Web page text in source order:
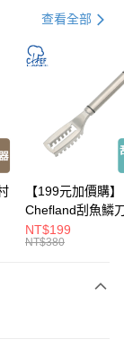
轉到大哥付的交易
查看全部
【199元加價購】
Chefland刮魚鱗
魚鱗器/廚房用品/
道具/任二件8折
NT$199
NT$380